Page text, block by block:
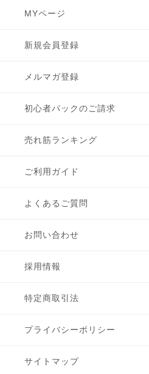
MYページ
新規会員登録
メルマガ登録
初心者パックのご請求
売れ筋ランキング
ご利用ガイド
よくあるご質問
お問い合わせ
採用情報
特定商取引法
プライバシーポリシー
サイトマップ